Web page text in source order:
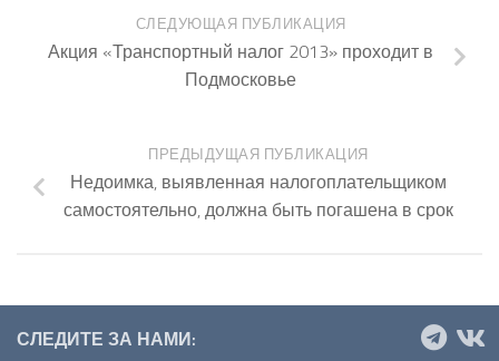
СЛЕДУЮЩАЯ ПУБЛИКАЦИЯ
Акция «Транспортный налог 2013» проходит в
Подмосковье
ПРЕДЫДУЩАЯ ПУБЛИКАЦИЯ
Недоимка, выявленная налогоплательщиком
самостоятельно, должна быть погашена в срок
СЛЕДИТЕ ЗА НАМИ: